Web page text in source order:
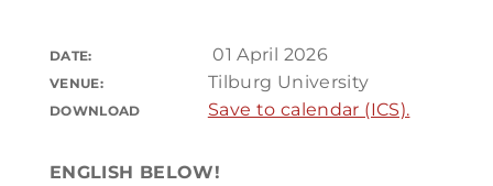
DATE: 01 April 2026
VENUE: Tilburg University
DOWNLOAD Save to calendar (ICS).
ENGLISH BELOW!